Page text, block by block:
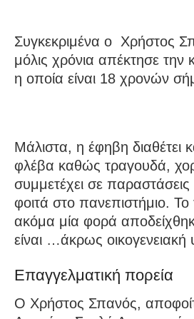
Συγκεκριμένα ο Χρήστος
μόλις χρόνια απέκτησε την
η οποία είναι 18 χρονών
Μάλιστα, η έφηβη διαθέτει
φλέβα καθώς τραγουδά,
συμμετέχει σε
φοιτά στο πανεπιστήμιο. Το
ακόμα μία φορά
είναι …άκρως
Επαγγελματική πορεία
Ο Χρήστος Σπανός,